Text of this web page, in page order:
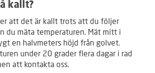
kallt?
att det är kallt trots att du följer
du mäta temperaturen. Mät mitt i
en halvmeters höjd från golvet.
under 20 grader flera dagar i rad
att kontakta oss.